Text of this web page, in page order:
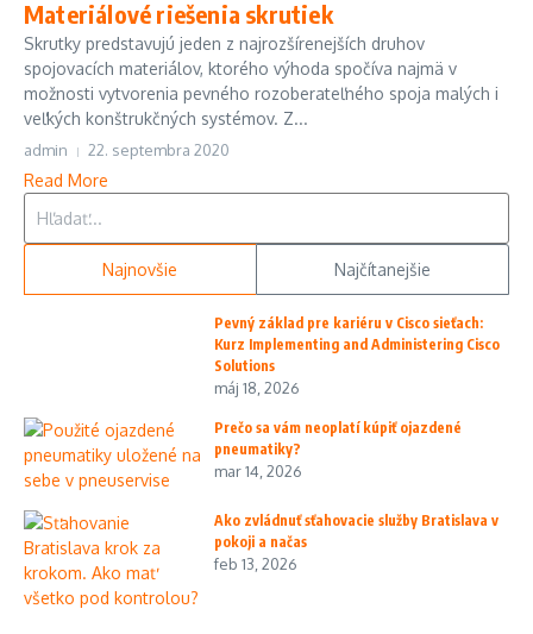
Materiálové riešenia skrutiek
Skrutky predstavujú jeden z najrozšírenejších druhov
spojovacích materiálov, ktorého výhoda spočíva najmä v
možnosti vytvorenia pevného rozoberateľného spoja malých i
veľkých konštrukčných systémov. Z...
admin 22. septembra 2020
Read More
Najnovšie Najčítanejšie
Pevný základ pre kariéru v Cisco sieťach:
Kurz Implementing and Administering Cisco
Solutions
máj 18, 2026
Prečo sa vám neoplatí kúpiť ojazdené
pneumatiky?
mar 14, 2026
Ako zvládnuť sťahovacie služby Bratislava v
pokoji a načas
feb 13, 2026